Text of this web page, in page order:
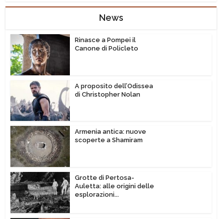
News
Rinasce a Pompei il
Canone di Policleto
A proposito dell’Odissea
di Christopher Nolan
Armenia antica: nuove
scoperte a Shamiram
Grotte di Pertosa-
Auletta: alle origini delle
esplorazioni...